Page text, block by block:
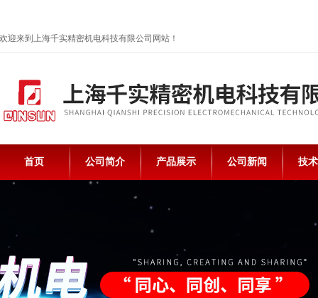
欢迎来到上海千实精密机电科技有限公司网站！
首页 公司简介 产品展示 公司新闻 技